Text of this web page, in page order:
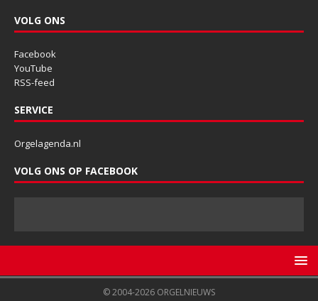
VOLG ONS
Facebook
YouTube
RSS-feed
SERVICE
Orgelagenda.nl
VOLG ONS OP FACEBOOK
© 2004-2026 ORGELNIEUWS